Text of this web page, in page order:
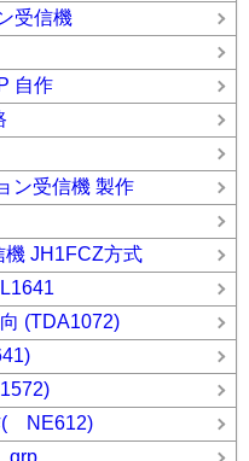
受信機
自作
ン受信機 製作
機 JH1FCZ方式
(TDA1072)
( NE612)
qrp